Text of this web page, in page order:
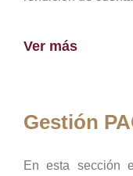
Ver más
Gestión
En esta sección